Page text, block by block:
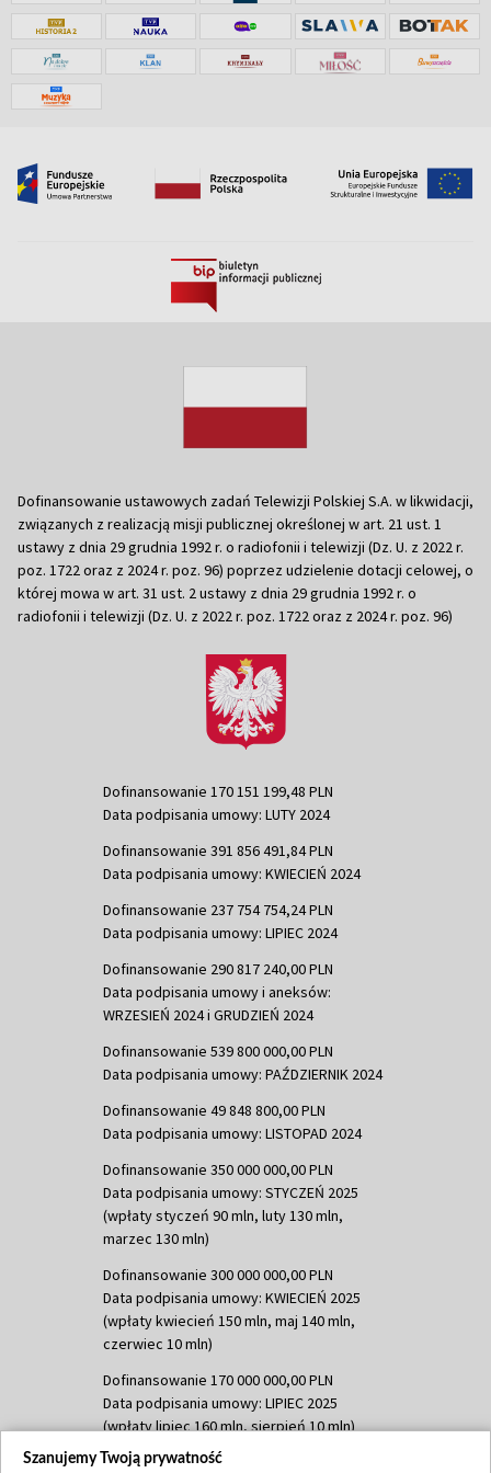
Dofinansowanie ustawowych zadań Telewizji Polskiej S.A. w likwidacji,
związanych z realizacją misji publicznej określonej w art. 21 ust. 1
ustawy z dnia 29 grudnia 1992 r. o radiofonii i telewizji (Dz. U. z 2022 r.
poz. 1722 oraz z 2024 r. poz. 96) poprzez udzielenie dotacji celowej, o
której mowa w art. 31 ust. 2 ustawy z dnia 29 grudnia 1992 r. o
radiofonii i telewizji (Dz. U. z 2022 r. poz. 1722 oraz z 2024 r. poz. 96)
Dofinansowanie 170 151 199,48 PLN
Data podpisania umowy: LUTY 2024
Dofinansowanie 391 856 491,84 PLN
Data podpisania umowy: KWIECIEŃ 2024
Dofinansowanie 237 754 754,24 PLN
Data podpisania umowy: LIPIEC 2024
Dofinansowanie 290 817 240,00 PLN
Data podpisania umowy i aneksów:
WRZESIEŃ 2024 i GRUDZIEŃ 2024
Dofinansowanie 539 800 000,00 PLN
Data podpisania umowy: PAŹDZIERNIK 2024
Dofinansowanie 49 848 800,00 PLN
Data podpisania umowy: LISTOPAD 2024
Dofinansowanie 350 000 000,00 PLN
Data podpisania umowy: STYCZEŃ 2025
(wpłaty styczeń 90 mln, luty 130 mln,
marzec 130 mln)
Dofinansowanie 300 000 000,00 PLN
Data podpisania umowy: KWIECIEŃ 2025
(wpłaty kwiecień 150 mln, maj 140 mln,
czerwiec 10 mln)
Dofinansowanie 170 000 000,00 PLN
Data podpisania umowy: LIPIEC 2025
(wpłaty lipiec 160 mln, sierpień 10 mln)
Dofinansowanie 60 000 000,00 PLN
Szanujemy Twoją prywatność